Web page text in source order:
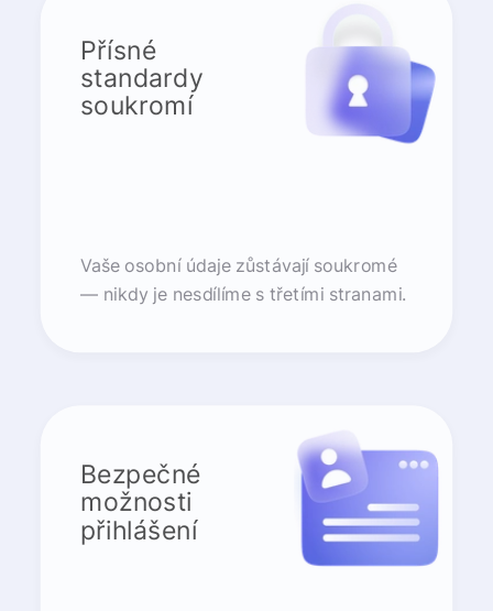
Přísné
standardy
soukromí
Vaše osobní údaje zůstávají soukromé
— nikdy je nesdílíme s třetími stranami.
Bezpečné
možnosti
přihlášení